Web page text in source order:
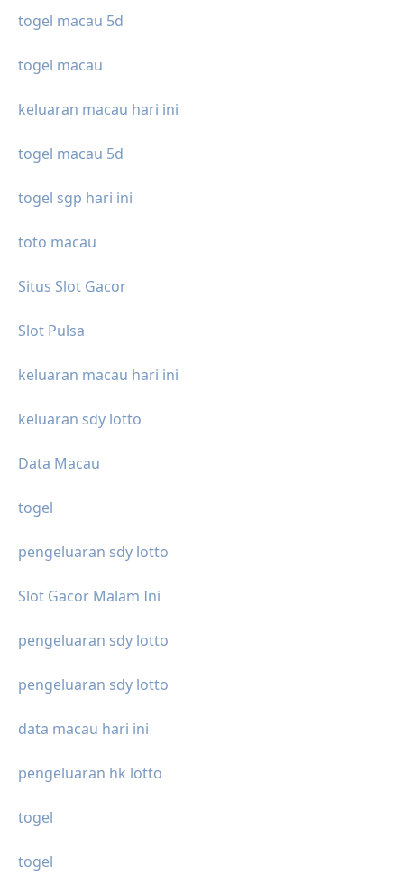
togel macau 5d
togel macau
keluaran macau hari ini
togel macau 5d
togel sgp hari ini
toto macau
Situs Slot Gacor
Slot Pulsa
keluaran macau hari ini
keluaran sdy lotto
Data Macau
togel
pengeluaran sdy lotto
Slot Gacor Malam Ini
pengeluaran sdy lotto
pengeluaran sdy lotto
data macau hari ini
pengeluaran hk lotto
togel
togel